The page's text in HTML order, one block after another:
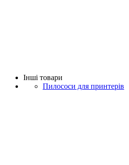
Iнші товари
Пилососи для принтерів